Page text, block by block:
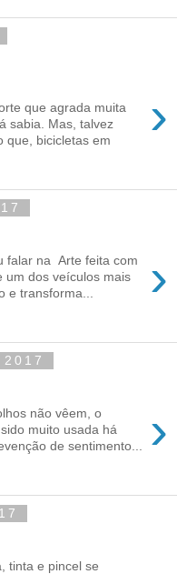
›
que agrada muita
sabia. Mas, talvez
que, bicicletas em
›
falar na Arte feita com
um dos veículos mais
e transforma...
›
não vêem, o
muito usada há
de sentimento...
tinta e pincel se